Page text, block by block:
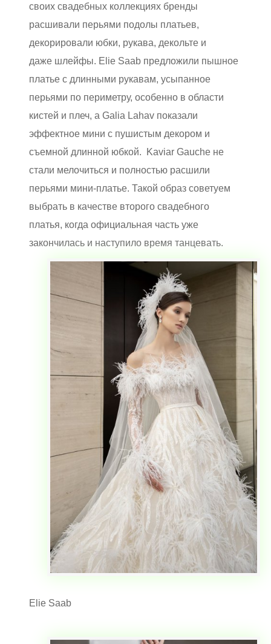
своих свадебных коллекциях бренды
расшивали перьями подолы платьев,
декорировали юбки, рукава, декольте и
даже шлейфы. Elie Saab предложили пышное
платье с длинными рукавам, усыпанное
перьями по периметру, особенно в области
кистей и плеч, а Galia Lahav показали
эффектное мини с пушистым декором и
съемной длинной юбкой. Kaviar Gauche не
стали мелочиться и полностью расшили
перьями мини-платье. Такой образ советуем
выбрать в качестве второго свадебного
платья, когда официальная часть уже
закончилась и наступило время танцевать.
Elie Saab